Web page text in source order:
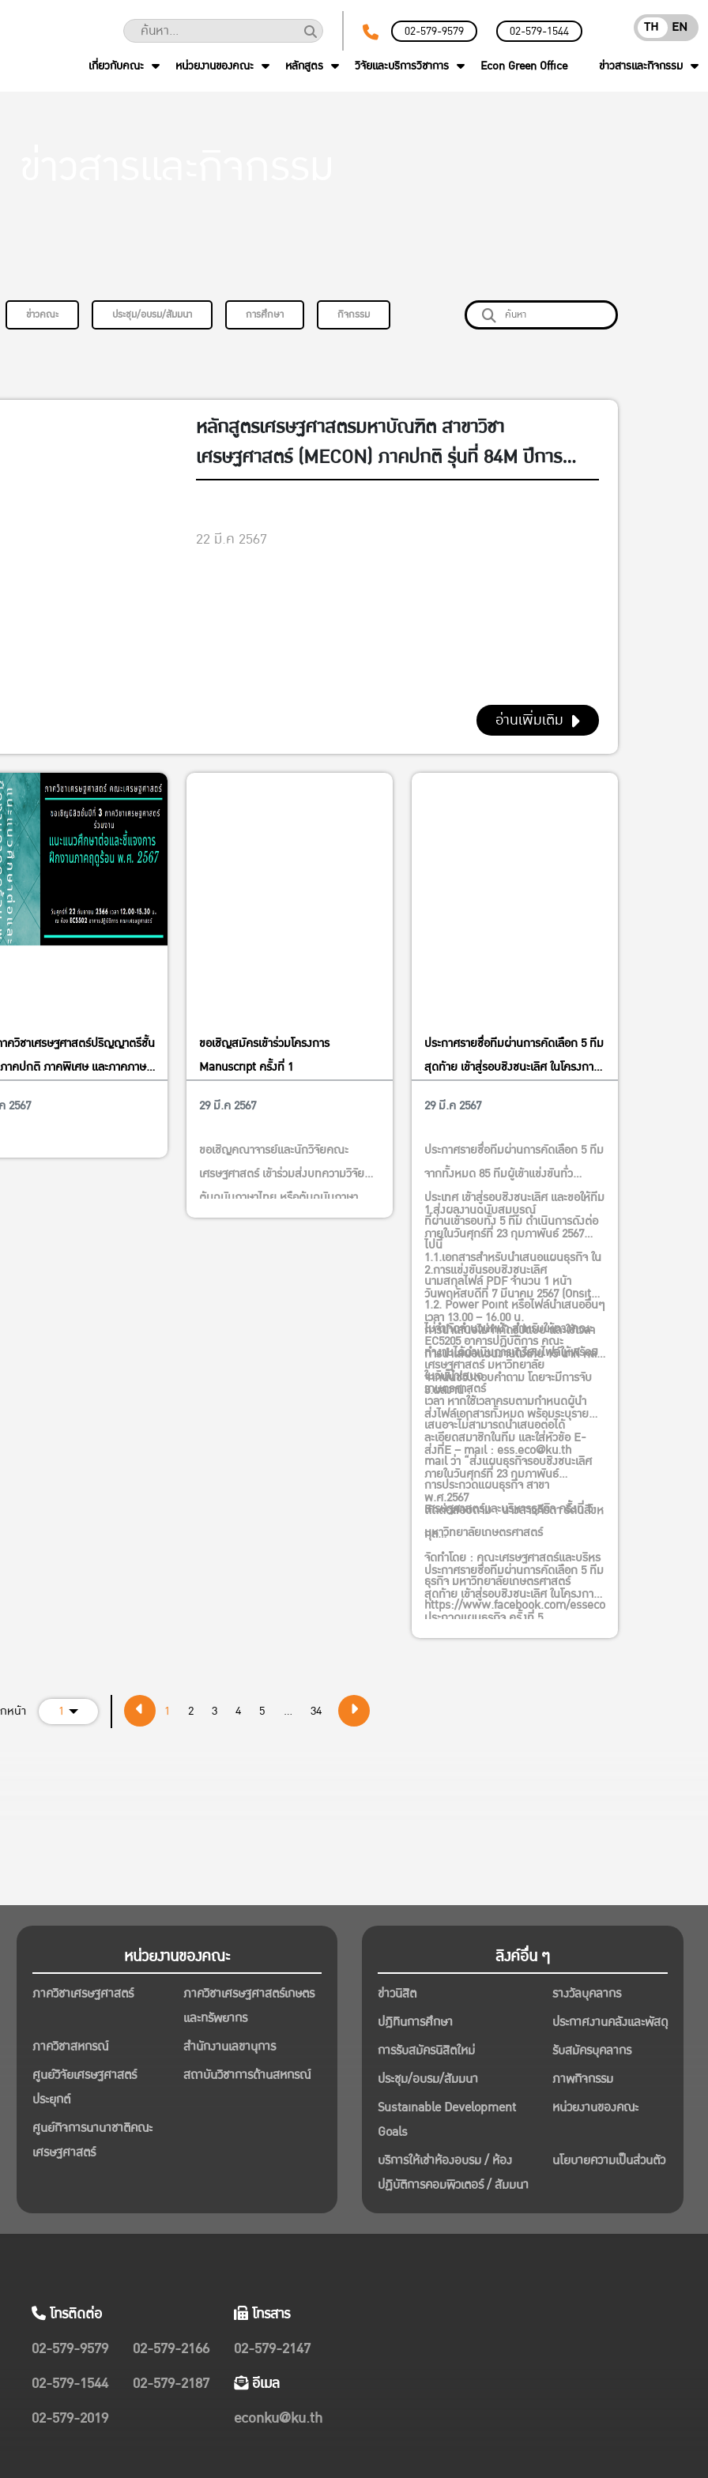
02-579-9579 02-579-1544 EN
TH
เกี่ยวกับคณะ หน่วยงานของคณะ หลักสูตร วิจัยและบริการวิชาการ Econ Green Office ข่าวสารและกิจกรรม
ข่าวคณะ ประชุม/อบรม/สัมมนา การศึกษา กิจกรรม
หลักสูตรเศรษฐศาสตรมหาบัณฑิต สาขาวิชา
เศรษฐศาสตร์ (MECON) ภาคปกติ รุ่นที่ 84M ปีการ
ศึกษา 2567
22 มี.ค 2567
อ่านเพิ่มเติม
ควิชาเศรษฐศาสตร์ปริญญาตรีชั้น
าคปกติ ภาคพิเศษ และภาคภาษา
รฝึกงานภาคฤดูร้อน พ.ศ. 2567
น. ณ ห้อง 5502 อาคารปฏิบัติ
2567
ขอเชิญสมัครเข้าร่วมโครงการ
Manuscript ครั้งที่ 1
29 มี.ค 2567
ขอเชิญคณาจารย์และนักวิจัยคณะ
เศรษฐศาสตร์ เข้าร่วมส่งบทความวิจัย
ต้นฉบับภาษาไทย หรือต้นฉบับภาษา
อังกฤษ เพื่อส่งตีพิมพ์วารสารระดับ
ประกาศรายชื่อทีมผ่านการคัดเลือก 5 ทีม
สุดท้าย เข้าสู่รอบชิงชนะเลิศ ในโครงการ
29 มี.ค 2567
ประกาศรายชื่อทีมผ่านการคัดเลือก 5 ทีม
จากทั้งหมด 85 ทีมผู้เข้าแข่งขันทั่ว
ประเทศ เข้าสู่รอบชิงชนะเลิศ และขอให้ทีม
ที่ผ่านเข้ารอบทั้ง 5 ทีม ดำเนินการดังต่อ
ไปนี้
1.ส่งผลงานฉบับสมบูรณ์
ภายในวันศุกร์ที่ 23 กุมภาพันธ์ 2567
1.1.เอกสารสำหรับนำเสนอแผนธุรกิจ ใน
นามสกุลไฟล์ PDF จำนวน 1 หน้า
1.2. Power Point หรือไฟล์นำเสนออื่นๆ
ไม่จำกัดจำนวนหน้า สำหรับให้ทางคณะ
ทำงานได้ดำเนินการเตรียมไฟล์ให้พร้อม
ในวันนำเสนอ
2.การแข่งขันรอบชิงชนะเลิศ
วันพฤหัสบดีที่ 7 มีนาคม 2567 (Onsite)
เวลา 13.00 – 16.00 น.
EC5205 อาคารปฏิบัติการ คณะ
เศรษฐศาสตร์ มหาวิทยาลัย
เกษตรศาสตร์
การนำเสนอไม่จำกัดรูปแบบ และใช้เวลา
การนำเสนอแผนงานไม่เกิน 15 นาที หลัง
จากนั้นช่วงตอบคำถาม โดยจะมีการจับ
เวลา หากใช้เวลาครบตามกำหนดผู้นำ
เสนอจะไม่สามารถนำเสนอต่อได้
3.ผลงาน :
ส่งไฟล์เอกสารทั้งหมด พร้อมระบุราย
ละเอียดสมาชิกในทีม และใส่หัวข้อ E-
mail ว่า “ส่งแผนธุรกิจรอบชิงชนะเลิศ
การประกวดแผนธุรกิจ สาขา
เศรษฐศาสตร์และบริหารธุรกิจ ครั้งที่ 5
มหาวิทยาลัยเกษตรศาสตร์
ส่งที่E – mail : ess.eco@ku.th
ภายในวันศุกร์ที่ 23 กุมภาพันธ์
พ.ศ.2567
ติดต่อสอบถาม : นางสาวภีรตา รัตนสิงห
กุล
จัดทำโดย : คณะเศรษฐศาสตร์และบริหร
ธุรกิจ มหาวิทยาลัยเกษตรศาสตร์
https://www.facebook.com/essecoku
ประกาศรายชื่อทีมผ่านการคัดเลือก 5 ทีม
สุดท้าย เข้าสู่รอบชิงชนะเลิศ ในโครงการ
ประกวดแผนธุรกิจ ครั้งที่ 5
หน้า 1 1 2 3 4 5 ... 34
หน่วยงานของคณะ
ภาควิชาเศรษฐศาสตร์
ภาควิชาเศรษฐศาสตร์เกษตร
และทรัพยากร
ภาควิชาสหกรณ์
สำนักงานเลขานุการ
ศูนย์วิจัยเศรษฐศาสตร์
ประยุกต์
สถาบันวิชาการด้านสหกรณ์
ศูนย์กิจการนานาชาติคณะ
เศรษฐศาสตร์
ลิงค์อื่น ๆ
ข่าวนิสิต
รางวัลบุคลากร
ปฎิทินการศึกษา
ประกาศงานคลังและพัสดุ
การรับสมัครนิสิตใหม่
รับสมัครบุคลากร
ประชุม/อบรม/สัมมนา
ภาพกิจกรรม
Sustainable Development
Goals
หน่วยงานของคณะ
บริการให้เช่าห้องอบรม / ห้อง
ปฏิบัติการคอมพิวเตอร์ / สัมมนา
นโยบายความเป็นส่วนตัว
โทรติดต่อ
02-579-9579
02-579-1544
02-579-2019
02-579-2166
02-579-2187
โทรสาร
02-579-2147
อีเมล
econku@ku.th